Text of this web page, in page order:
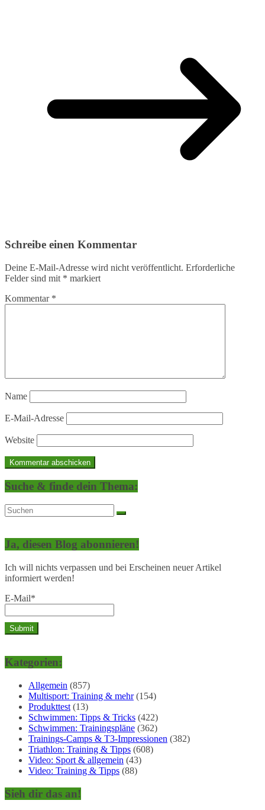
Schreibe einen Kommentar
Deine E-Mail-Adresse wird nicht veröffentlicht. Erforderliche
Felder sind mit * markiert
Kommentar *
Name
E-Mail-Adresse
Website
Suche & finde dein Thema:
Ja, diesen Blog abonnieren!
Ich will nichts verpassen und bei Erscheinen neuer Artikel
informiert werden!
E-Mail*
Kategorien:
Allgemein (857)
Multisport: Training & mehr(154)
Produkttest (13)
Schwimmen: Tipps & Tricks (422)
Schwimmen: Trainingspläne (362)
Trainings-Camps & T3-Impressionen (382)
Triathlon: Training & Tipps (608)
Video: Sport & allgemein (43)
Video: Training & Tipps (88)
Sieh dir das an!